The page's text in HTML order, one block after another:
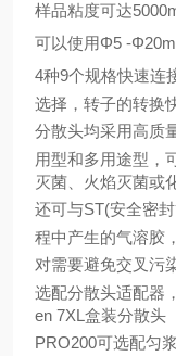
样品粘度可达
可以使用Φ5 -
4种9个规格快速连
选择，转子的转换
分散头均采用高质
用型和多用途型，
灭菌、火焰灭菌或
还可与ST(安全密
程中产生的气溶胶
对需要避免交叉污
选配分散头适配器
en 7XL盒装分散头
PRO200可选配匀